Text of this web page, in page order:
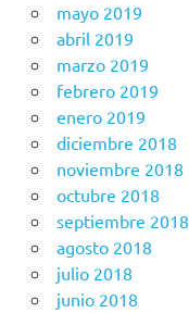
mayo 2019
abril 2019
marzo 2019
febrero 2019
enero 2019
diciembre 2018
noviembre 2018
octubre 2018
septiembre 2018
agosto 2018
julio 2018
junio 2018